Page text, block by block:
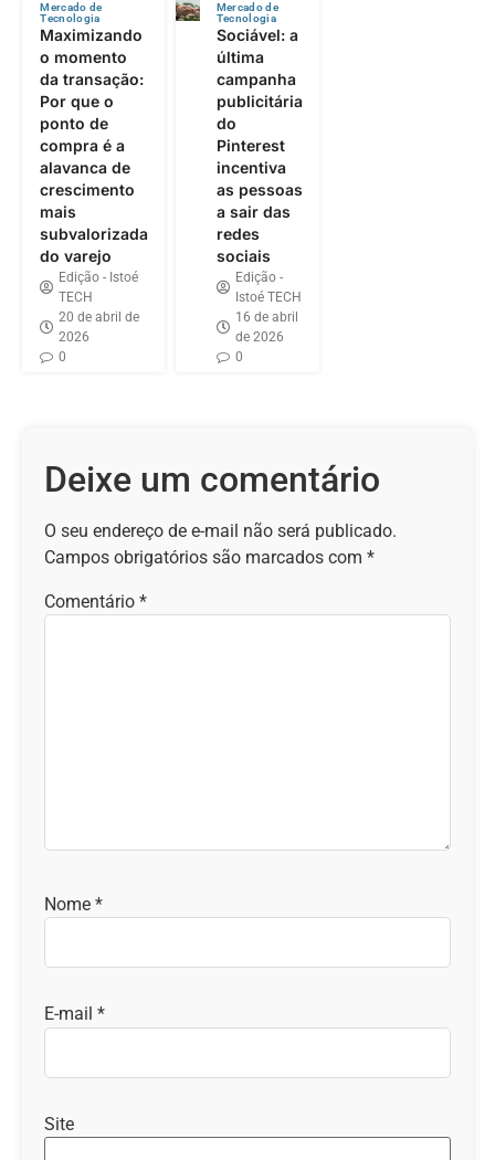
Mercado de
Tecnologia
Maximizando
o momento
da transação:
Por que o
ponto de
compra é a
alavanca de
crescimento
mais
subvalorizada
do varejo
Edição - Istoé
TECH
20 de abril de
2026
0
Mercado de
Tecnologia
Sociável: a
última
campanha
publicitária
do
Pinterest
incentiva
as pessoas
a sair das
redes
sociais
Edição -
Istoé TECH
16 de abril
de 2026
0
Deixe um comentário
O seu endereço de e-mail não será publicado.
Campos obrigatórios são marcados com *
Comentário *
Nome *
E-mail *
Site